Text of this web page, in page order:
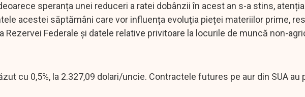
speranța unei reduceri a ratei dobânzii în acest an s-a stins,
acestei săptămâni care vor influența evoluția pieței materiilor prime,
Rezervei Federale și datele relative privitoare la locurile de muncă non-
cu 0,5%, la 2.327,09 dolari/uncie. Contractele futures pe aur din SUA au